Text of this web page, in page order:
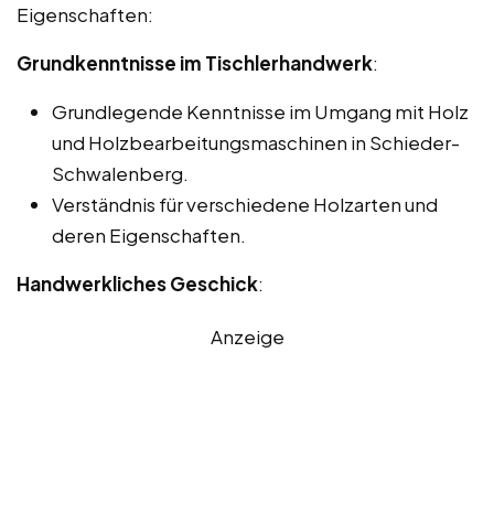
Eigenschaften:
Grundkenntnisse im Tischlerhandwerk:
Grundlegende Kenntnisse im Umgang mit Holz
und Holzbearbeitungsmaschinen in Schieder-
Schwalenberg.
Verständnis für verschiedene Holzarten und
deren Eigenschaften.
Handwerkliches Geschick:
Anzeige